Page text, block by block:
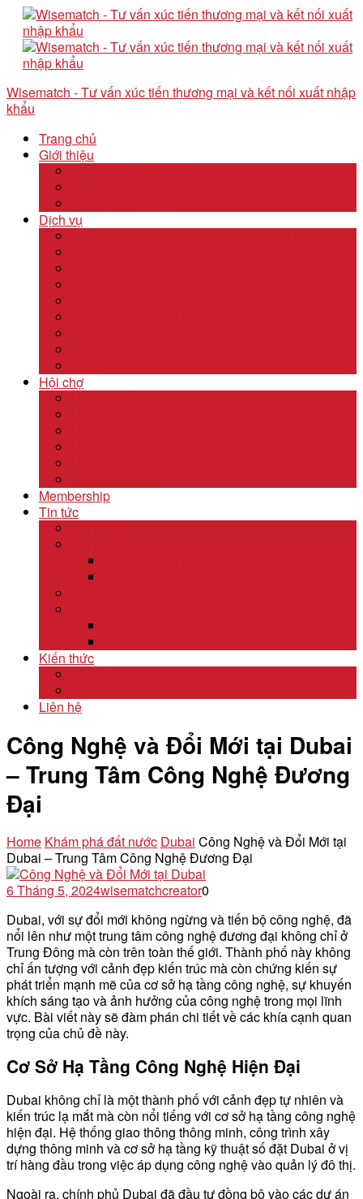
Wisematch - Tư vấn xúc tiến thương mại và kết nối xuất nhập
khẩu
Trang chủ
Giới thiệu
Dịch vụ
Hội chợ
Membership
Tin tức
Kiến thức
Liên hệ
Công Nghệ và Đổi Mới tại Dubai
– Trung Tâm Công Nghệ Đương
Đại
Home Khám phá đất nước Dubai Công Nghệ và Đổi Mới tại
Dubai – Trung Tâm Công Nghệ Đương Đại
6 Tháng 5, 2024wisematchcreator0
Dubai, với sự đổi mới không ngừng và tiến bộ công nghệ, đã
nổi lên như một trung tâm công nghệ đương đại không chỉ ở
Trung Đông mà còn trên toàn thế giới. Thành phố này không
chỉ ấn tượng với cảnh đẹp kiến trúc mà còn chứng kiến sự
phát triển mạnh mẽ của cơ sở hạ tầng công nghệ, sự khuyến
khích sáng tạo và ảnh hưởng của công nghệ trong mọi lĩnh
vực. Bài viết này sẽ đàm phán chi tiết về các khía cạnh quan
trọng của chủ đề này.
Cơ Sở Hạ Tầng Công Nghệ Hiện Đại
Dubai không chỉ là một thành phố với cảnh đẹp tự nhiên và
kiến trúc lạ mắt mà còn nổi tiếng với cơ sở hạ tầng công nghệ
hiện đại. Hệ thống giao thông thông minh, công trình xây
dựng thông minh và cơ sở hạ tầng kỹ thuật số đặt Dubai ở vị
trí hàng đầu trong việc áp dụng công nghệ vào quản lý đô thị.
Ngoài ra, chính phủ Dubai đã đầu tư đồng bộ vào các dự án